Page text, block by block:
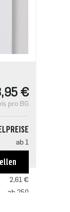
€
pro BG
ab 1
ab 50
2,61 €
ab 250